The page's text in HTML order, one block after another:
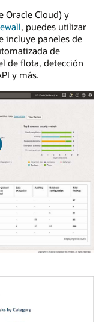
Oracle Cloud) y
, puedes utilizar
incluye paneles de
de
de flota, detección
y más.